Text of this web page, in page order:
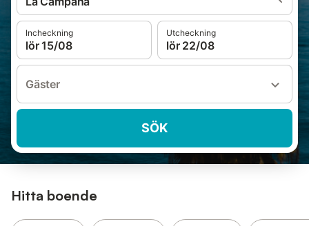
Incheckning
lör 15/08
Utcheckning
lör 22/08
Gäster
SÖK
Hitta boende